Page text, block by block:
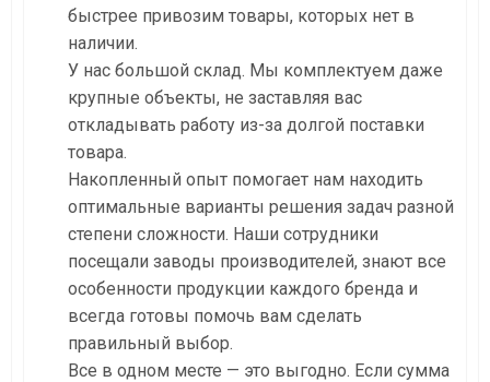
быстрее привозим товары, которых нет в
наличии.
У нас большой склад. Мы комплектуем даже
крупные объекты, не заставляя вас
откладывать работу из-за долгой поставки
товара.
Накопленный опыт помогает нам находить
оптимальные варианты решения задач разной
степени сложности. Наши сотрудники
посещали заводы производителей, знают все
особенности продукции каждого бренда и
всегда готовы помочь вам сделать
правильный выбор.
Все в одном месте — это выгодно. Если сумма